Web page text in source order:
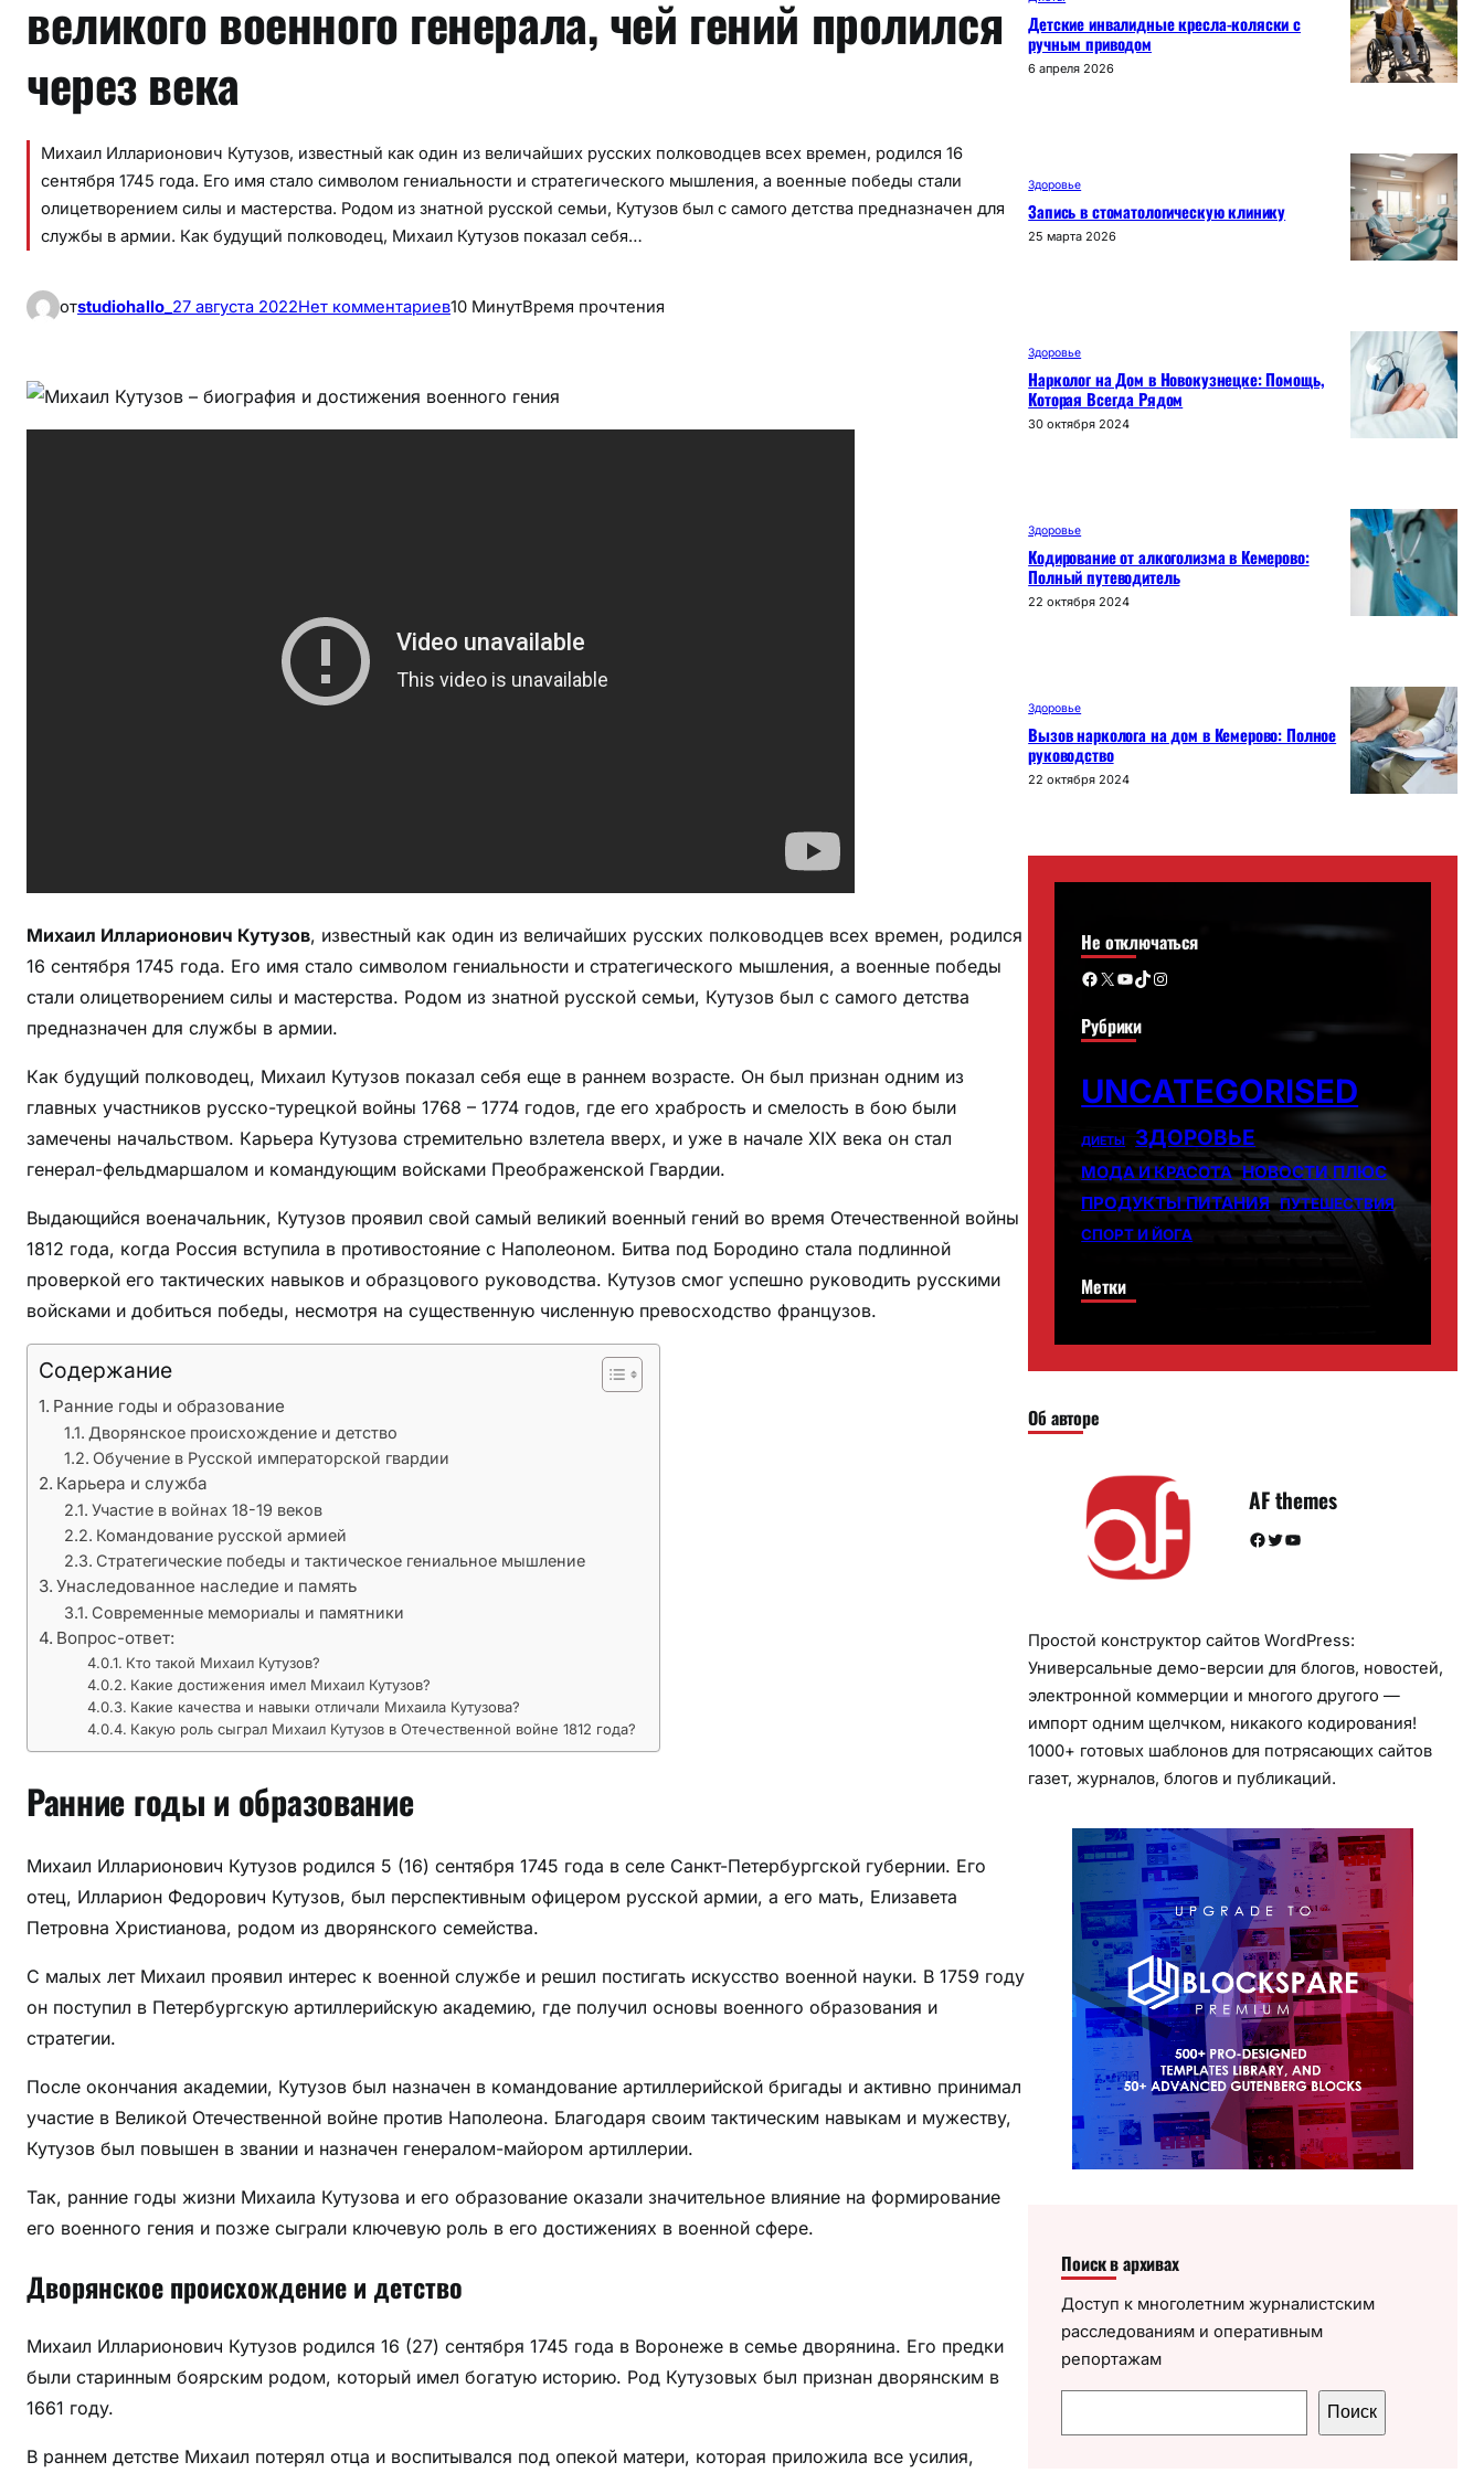
великого военного генерала, чей гений пролился
через века
Михаил Илларионович Кутузов, известный как один из величайших русских полководцев всех времен, родился 16
сентября 1745 года. Его имя стало символом гениальности и стратегического мышления, а военные победы стали
олицетворением силы и мастерства. Родом из знатной русской семьи, Кутузов был с самого детства предназначен для
службы в армии. Как будущий полководец, Михаил Кутузов показал себя…
отstudiohallo_ 27 августа 2022Нет комментариевк
х
о
–
я
и
д
т
и
ж
е
и
я
в
г
е
л
а
,
е
й
н
и
й
р
о
и
с
я
р
10 МинутВремя прочтения
Михаил Илларионович Кутузов, известный как один из величайших русских полководцев всех времен, родился
16 сентября 1745 года. Его имя стало символом гениальности и стратегического мышления, а военные победы
стали олицетворением силы и мастерства. Родом из знатной русской семьи, Кутузов был с самого детства
предназначен для службы в армии.
Как будущий полководец, Михаил Кутузов показал себя еще в раннем возрасте. Он был признан одним из
главных участников русско-турецкой войны 1768 – 1774 годов, где его храбрость и смелость в бою были
замечены начальством. Карьера Кутузова стремительно взлетела вверх, и уже в начале XIX века он стал
генерал-фельдмаршалом и командующим войсками Преображенской Гвардии.
Выдающийся военачальник, Кутузов проявил свой самый великий военный гений во время Отечественной войны
1812 года, когда Россия вступила в противостояние с Наполеоном. Битва под Бородино стала подлинной
проверкой его тактических навыков и образцового руководства. Кутузов смог успешно руководить русскими
войсками и добиться победы, несмотря на существенную численную превосходство французов.
Содержание
Ранние годы и образование
Дворянское происхождение и детство
Обучение в Русской императорской гвардии
Карьера и служба
Участие в войнах 18-19 веков
Командование русской армией
Стратегические победы и тактическое гениальное мышление
Унаследованное наследие и память
Современные мемориалы и памятники
Вопрос-ответ:
Кто такой Михаил Кутузов?
Какие достижения имел Михаил Кутузов?
Какие качества и навыки отличали Михаила Кутузова?
Какую роль сыграл Михаил Кутузов в Отечественной войне 1812 года?
Ранние годы и образование
Михаил Илларионович Кутузов родился 5 (16) сентября 1745 года в селе Санкт-Петербургской губернии. Его
отец, Илларион Федорович Кутузов, был перспективным офицером русской армии, а его мать, Елизавета
Петровна Христианова, родом из дворянского семейства.
С малых лет Михаил проявил интерес к военной службе и решил постигать искусство военной науки. В 1759 году
он поступил в Петербургскую артиллерийскую академию, где получил основы военного образования и
стратегии.
После окончания академии, Кутузов был назначен в командование артиллерийской бригады и активно принимал
участие в Великой Отечественной войне против Наполеона. Благодаря своим тактическим навыкам и мужеству,
Кутузов был повышен в звании и назначен генералом-майором артиллерии.
Так, ранние годы жизни Михаила Кутузова и его образование оказали значительное влияние на формирование
его военного гения и позже сыграли ключевую роль в его достижениях в военной сфере.
Дворянское происхождение и детство
Михаил Илларионович Кутузов родился 16 (27) сентября 1745 года в Воронеже в семье дворянина. Его предки
были старинным боярским родом, который имел богатую историю. Род Кутузовых был признан дворянским в
1661 году.
В раннем детстве Михаил потерял отца и воспитывался под опекой матери, которая приложила все усилия,
Детские инвалидные кресла-коляски с
ручным приводом
6 апреля 2026
Здоровье
Запись в стоматологическую клинику
25 марта 2026
Здоровье
Нарколог на Дом в Новокузнецке: Помощь,
Которая Всегда Рядом
30 октября 2024
Здоровье
Кодирование от алкоголизма в Кемерово:
Полный путеводитель
22 октября 2024
Здоровье
Вызов нарколога на дом в Кемерово: Полное
руководство
22 октября 2024
Не отключаться
Facebook X YouTube TikTok Instagram
Рубрики
UNCATEGORISED
ДИЕТЫ ЗДОРОВЬЕ
МОДА И КРАСОТА НОВОСТИ ПЛЮС
ПРОДУКТЫ ПИТАНИЯ ПУТЕШЕСТВИЯ
СПОРТ И ЙОГА
Метки
Об авторе
AF themes
Facebook Twitter YouTube
Простой конструктор сайтов WordPress:
Универсальные демо-версии для блогов, новостей,
электронной коммерции и многого другого —
импорт одним щелчком, никакого кодирования!
1000+ готовых шаблонов для потрясающих сайтов
газет, журналов, блогов и публикаций.
Поиск в архивах
Доступ к многолетним журналистским
расследованиям и оперативным
репортажам
о
Поиск